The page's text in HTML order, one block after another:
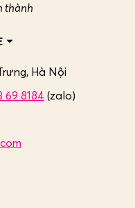
thành
Hà Nội
69 8184 (zalo)